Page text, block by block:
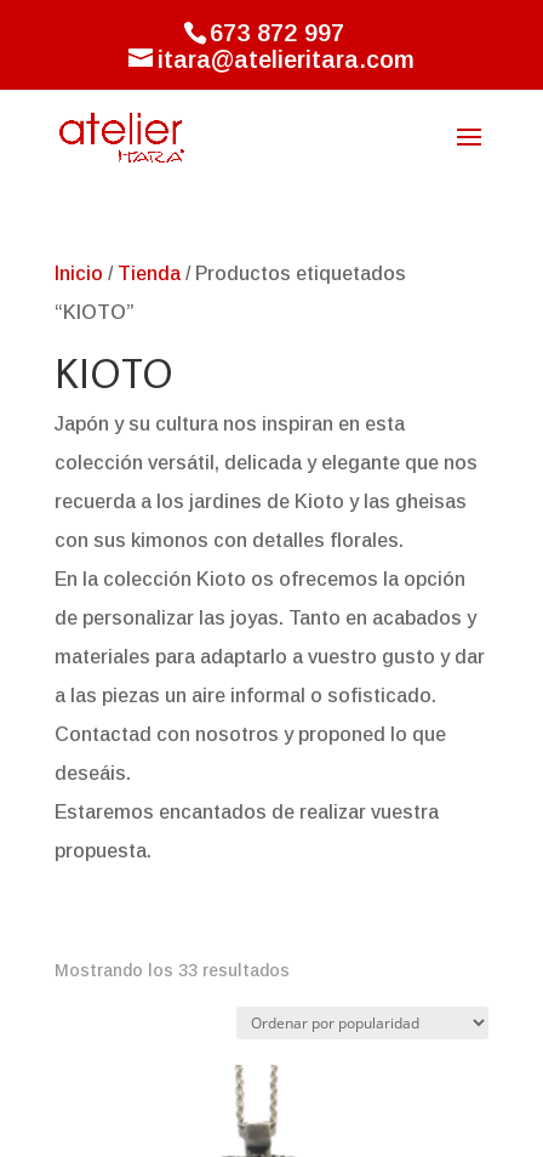
673 872 997
itara@atelieritara.com
Inicio / Tienda/ Productos etiquetados
“KIOTO”
KIOTO
Japón y su cultura nos inspiran en esta
colección versátil, delicada y elegante que nos
recuerda a los jardines de Kioto y las gheisas
con sus kimonos con detalles florales.
En la colección Kioto os ofrecemos la opción
de personalizar las joyas. Tanto en acabados y
materiales para adaptarlo a vuestro gusto y dar
a las piezas un aire informal o sofisticado.
Contactad con nosotros y proponed lo que
deseáis.
Estaremos encantados de realizar vuestra
propuesta.
Mostrando los 33 resultadosOrdenado